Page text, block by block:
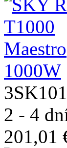
2 - 4
201,01